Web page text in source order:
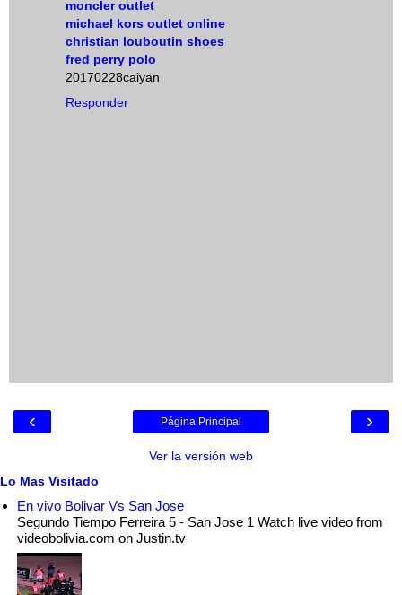
moncler outlet
michael kors outlet online
christian louboutin shoes
fred perry polo
20170228caiyan
Responder
‹ ›
Página Principal
Ver la versión web
Lo Mas Visitado
En vivo Bolivar Vs San Jose
Segundo Tiempo Ferreira 5 - San Jose 1 Watch live video from
videobolivia.com on Justin.tv